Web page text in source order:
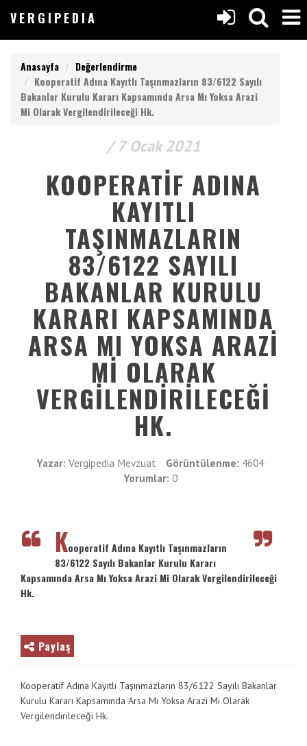
VERGIPEDIA
Anasayfa
Değerlendirme
Kooperatif Adına Kayıtlı Taşınmazların 83/6122 Sayılı
Bakanlar Kurulu Kararı Kapsamında Arsa Mı Yoksa Arazi
Mi Olarak Vergilendirileceği Hk.
/ 7 Ocak 2021
KOOPERATIF ADINA
KAYITLI
TAŞINMAZLARIN
83/6122 SAYILI
BAKANLAR KURULU
KARARI KAPSAMINDA
ARSA MI YOKSA ARAZI
MI OLARAK
VERGILENDIRILECEĞI
HK.
Yazar: Vergipedia Mevzuat Görüntülenme: 4604
Yorumlar: 0
Kooperatif Adına Kayıtlı Taşınmazların
83/6122 Sayılı Bakanlar Kurulu Kararı
Kapsamında Arsa Mı Yoksa Arazi Mi Olarak Vergilendirileceği
Hk.
Paylaş
Kooperatif Adına Kayıtlı Taşınmazların 83/6122 Sayılı Bakanlar
Kurulu Kararı Kapsamında Arsa Mı Yoksa Arazi Mi Olarak
Vergilendirileceği Hk.
VERGIPEDIA
Anasayfa
Yazılar
Makaleler
Değerlendirmeler
Listeler
Vergimedia
İletişim
Galeri
ERGIPEDIA
İSTEDEĞİNİZ
KELİMEYİ
GİRİN
ENTER
TUŞUNA
BÜYÜTEÇE
DOKUNUN